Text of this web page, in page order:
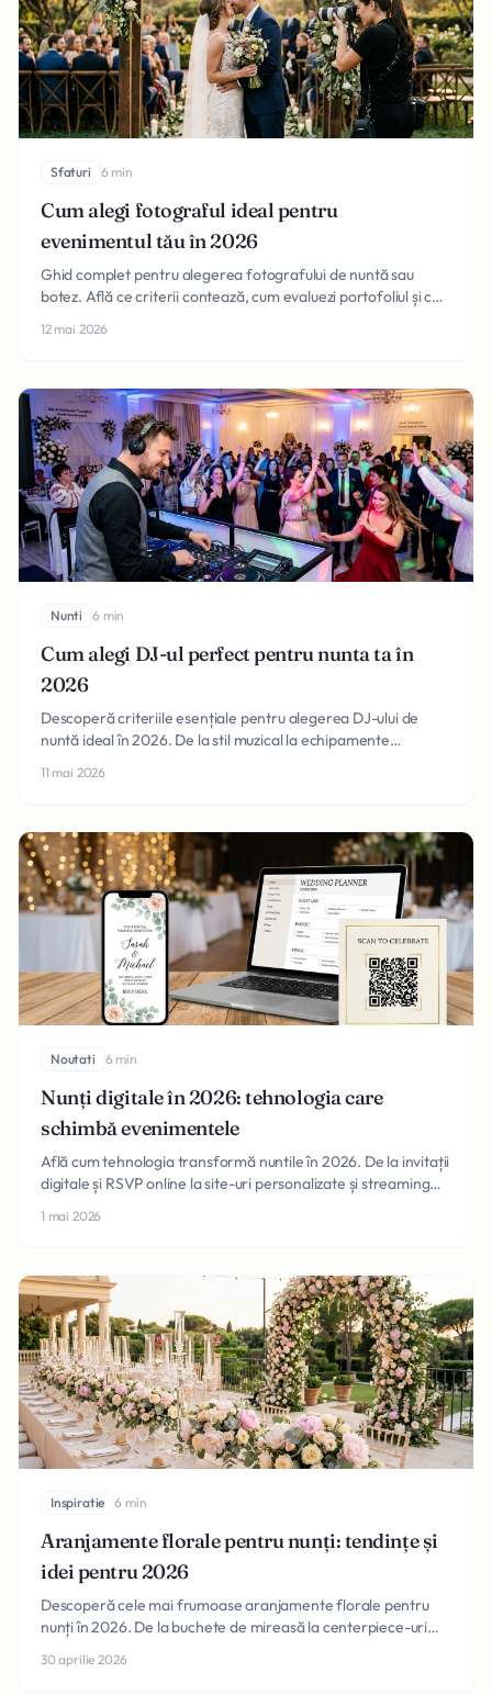
Sfaturi 6 min
Cum alegi fotograful ideal pentru
evenimentul tău în 2026
Ghid complet pentru alegerea fotografului de nuntă sau
botez. Află ce criterii contează, cum evaluezi portofoliul și ce
12 mai 2026
Nunti 6 min
Cum alegi DJ-ul perfect pentru nunta ta în
2026
Descoperă criteriile esențiale pentru alegerea DJ-ului de
nuntă ideal în 2026. De la stil muzical la echipamente
11 mai 2026
Noutati 6 min
Nunți digitale în 2026: tehnologia care
schimbă evenimentele
Află cum tehnologia transformă nuntile în 2026. De la invitații
digitale și RSVP online la site-uri personalizate și streaming
1 mai 2026
Inspiratie 6 min
Aranjamente florale pentru nunți: tendințe și
idei pentru 2026
Descoperă cele mai frumoase aranjamente florale pentru
nunți în 2026. De la buchete de mireasă la centerpiece-uri
30 aprilie 2026